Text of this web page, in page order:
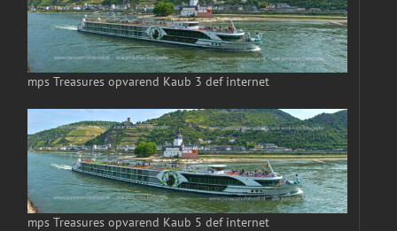
mps Treasures opvarend Kaub 3 def internet
mps Treasures opvarend Kaub 5 def internet